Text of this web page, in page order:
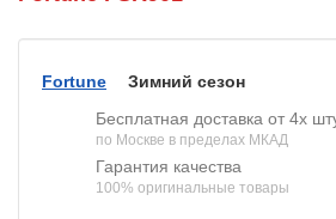
Fortune
Зимний сезон
Бесплатная доставка от 4х
по Москве в пределах МКАД
Гарантия качества
100% оригинальные товары